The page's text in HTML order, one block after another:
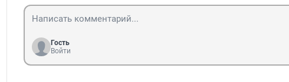
Гость
Войти